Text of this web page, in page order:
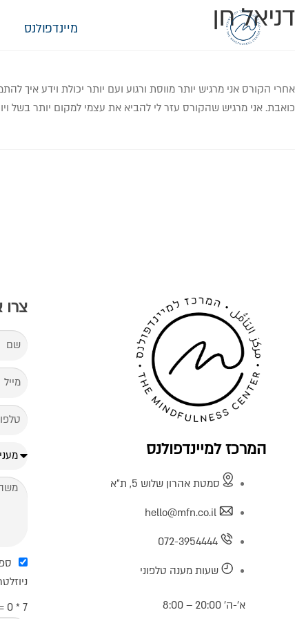
מיינדפולנס דניאל חן
אחרי הקורס אני מרגיש יותר מווסת ורגוע ועם יותר יכולת וידע איך
כואבת. אני מרגיש שהקורס עזר לי להביא את עצמי למקום יותר בשל
המרכז למיינדפולנס
סמטת אהרון שלוש 5, ת"א
hello@mfn.co.il
072-3954444
שעות מענה טלפוני
א’-ה’ 20:00 – 8:00
צרו
7 * 0 =